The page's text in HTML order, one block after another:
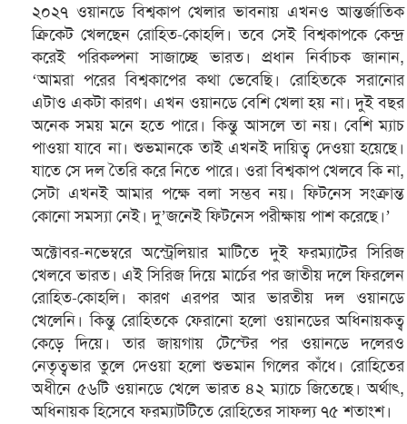
২০২৭ ওয়ানডে বিশ্বকাপ খেলার ভাবনায় এখনও আন্তর্জাতিক
ক্রিকেট খেলছেন রোহিত-কোহলি। তবে সেই বিশ্বকাপকে কেন্দ্র
করেই পরিকল্পনা সাজাচ্ছে ভারত। প্রধান নির্বাচক জানান,
‘আমরা পরের বিশ্বকাপের কথা ভেবেছি। রোহিতকে সরানোর
এটাও একটা কারণ। এখন ওয়ানডে বেশি খেলা হয় না। দুই বছর
অনেক সময় মনে হতে পারে। কিন্তু আসলে তা নয়। বেশি ম্যাচ
পাওয়া যাবে না। শুভমানকে তাই এখনই দায়িত্ব দেওয়া হয়েছে।
যাতে সে দল তৈরি করে নিতে পারে। ওরা বিশ্বকাপ খেলবে কি না,
সেটা এখনই আমার পক্ষে বলা সম্ভব নয়। ফিটনেস সংক্রান্ত
কোনো সমস্যা নেই। দু’জনেই ফিটনেস পরীক্ষায় পাশ করেছে।’
অক্টোবর-নভেম্বরে অস্ট্রেলিয়ার মাটিতে দুই ফরম্যাটের সিরিজ
খেলবে ভারত। এই সিরিজ দিয়ে মার্চের পর জাতীয় দলে ফিরলেন
রোহিত-কোহলি। কারণ এরপর আর ভারতীয় দল ওয়ানডে
খেলেনি। কিন্তু রোহিতকে ফেরানো হলো ওয়ানডের অধিনায়কত্ব
কেড়ে দিয়ে। তার জায়গায় টেস্টের পর ওয়ানডে দলেরও
নেতৃত্বভার তুলে দেওয়া হলো শুভমান গিলের কাঁধে। রোহিতের
অধীনে ৫৬টি ওয়ানডে খেলে ভারত ৪২ ম্যাচে জিতেছে। অর্থাৎ,
অধিনায়ক হিসেবে ফরম্যাটটিতে রোহিতের সাফল্য ৭৫ শতাংশ।